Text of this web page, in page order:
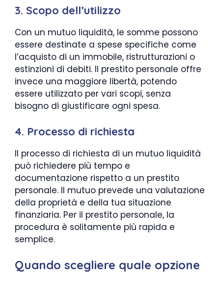
3. Scopo dell’utilizzo
Con un mutuo liquidità, le somme possono
essere destinate a spese specifiche come
l’acquisto di un immobile, ristrutturazioni o
estinzioni di debiti. Il prestito personale offre
invece una maggiore libertà, potendo
essere utilizzato per vari scopi, senza
bisogno di giustificare ogni spesa.
4. Processo di richiesta
Il processo di richiesta di un mutuo liquidità
può richiedere più tempo e
documentazione rispetto a un prestito
personale. Il mutuo prevede una valutazione
della proprietà e della tua situazione
finanziaria. Per il prestito personale, la
procedura è solitamente più rapida e
semplice.
Quando scegliere quale opzione